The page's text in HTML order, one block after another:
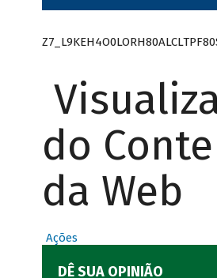
do
da Web
Ações
DÊ SUA OPINIÃO